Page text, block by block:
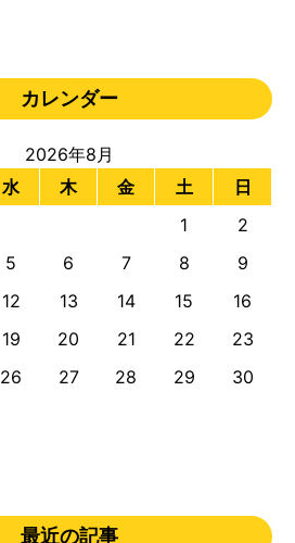
カレンダー
2026年8月
水 木 金 土 日
1
2
5 6 7 8
9
12 13 14 15
16
19 20 21 22
23
26 27 28 29
30
最近の記事